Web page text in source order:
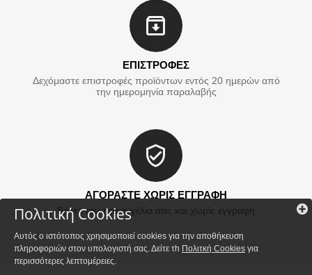
ΕΠΙΣΤΡΟΦΕΣ
Δεχόμαστε επιστροφές προϊόντων εντός 20 ημερών από
την ημερομηνία παραλαβής
ΑΓΟΡΑΣΤΕ ΧΩΡΙΣ ΕΓΓΡΑΦΗ
Βάλτε την παραγγελία σας και χωρίς εγγραφή
Πολιτική Cookies
Αυτός ο ιστότοπος χρησιμοποιεί cookies για την αποθήκευση
πληροφοριών στον υπολογιστή σας. Δείτε τh Πολιτκή Cookies για
περισσότερες λεπτομέρειες.